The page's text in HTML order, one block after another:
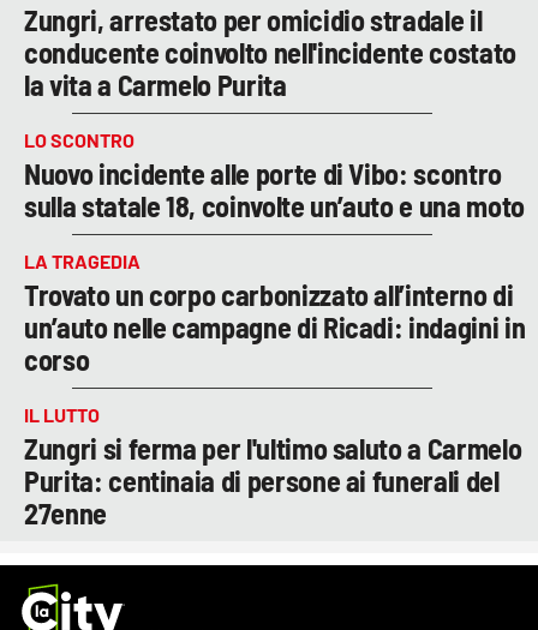
Zungri, arrestato per omicidio stradale il
conducente coinvolto nell'incidente costato
la vita a Carmelo Purita
LO SCONTRO
Nuovo incidente alle porte di Vibo: scontro
sulla statale 18, coinvolte un’auto e una moto
LA TRAGEDIA
Trovato un corpo carbonizzato all’interno di
un’auto nelle campagne di Ricadi: indagini in
corso
IL LUTTO
Zungri si ferma per l'ultimo saluto a Carmelo
Purita: centinaia di persone ai funerali del
27enne